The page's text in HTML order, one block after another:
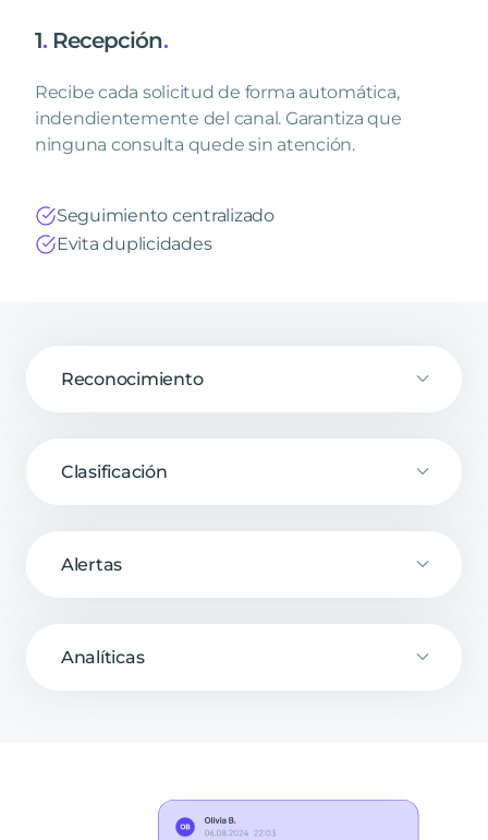
1. Recepción.
Recibe cada solicitud de forma automática,
indendientemente del canal. Garantiza que
ninguna consulta quede sin atención.
Seguimiento centralizado
Evita duplicidades
Reconocimiento
Clasificación
Alertas
Analíticas